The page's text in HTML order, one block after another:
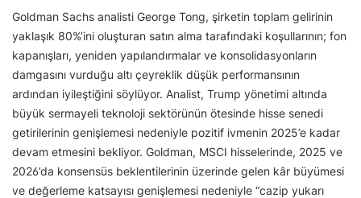
Goldman Sachs analisti George Tong, şirketin toplam gelirinin
yaklaşık 80%’ini oluşturan satın alma tarafındaki koşullarının; fon
kapanışları, yeniden yapılandırmalar ve konsolidasyonların
damgasını vurduğu altı çeyreklik düşük performansının
ardından iyileştiğini söylüyor. Analist, Trump yönetimi altında
büyük sermayeli teknoloji sektörünün ötesinde hisse senedi
getirilerinin genişlemesi nedeniyle pozitif ivmenin 2025’e kadar
devam etmesini bekliyor. Goldman, MSCI hisselerinde, 2025 ve
2026’da konsensüs beklentilerinin üzerinde gelen kâr büyümesi
ve değerleme katsayısı genişlemesi nedeniyle “cazip yukarı